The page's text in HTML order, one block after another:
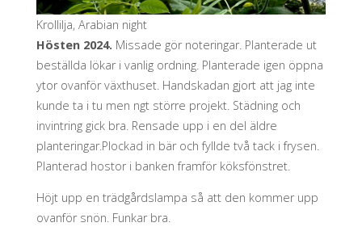
Krollilja, Arabian night
Hösten 2024. Missade gör noteringar. Planterade ut
beställda lökar i vanlig ordning. Planterade igen öppna
ytor ovanför växthuset. Handskadan gjort att jag inte
kunde ta i tu men ngt större projekt. Städning och
invintring gick bra. Rensade upp i en del äldre
planteringar.Plockad in bär och fyllde två tack i frysen.
Planterad hostor i banken framför köksfönstret.
Höjt upp en trädgårdslampa så att den kommer upp
ovanför snön. Funkar bra.